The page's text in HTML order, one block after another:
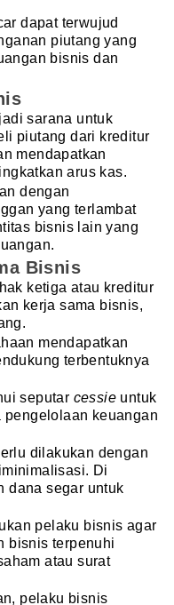
dapat terwujud
piutang yang
bisnis dan
sarana untuk
piutang dari kreditur
mendapatkan
arus kas.
dengan
yang terlambat
bisnis lain yang
Bisnis
ketiga atau kreditur
kerja sama bisnis,
mendapatkan
terbentuknya
seputar cessie untuk
pengelolaan keuangan
dilakukan dengan
Di
dana segar untuk
pelaku bisnis agar
bisnis terpenuhi
atau surat
pelaku bisnis